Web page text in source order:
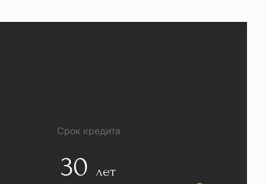
Срок кредита
30лет